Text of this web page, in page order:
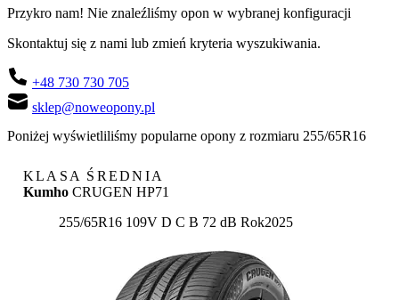
Przykro nam! Nie znaleźliśmy opon w wybranej konfiguracji
Skontaktuj się z nami lub zmień kryteria wyszukiwania.
+48 730 730 705
sklep@noweopony.pl
Poniżej wyświetliliśmy popularne opony z rozmiaru 255/65R16
KLASA ŚREDNIA
Kumho CRUGEN HP71
255/65R16 109V Etykieta:
D C B 72 dB Rok2025